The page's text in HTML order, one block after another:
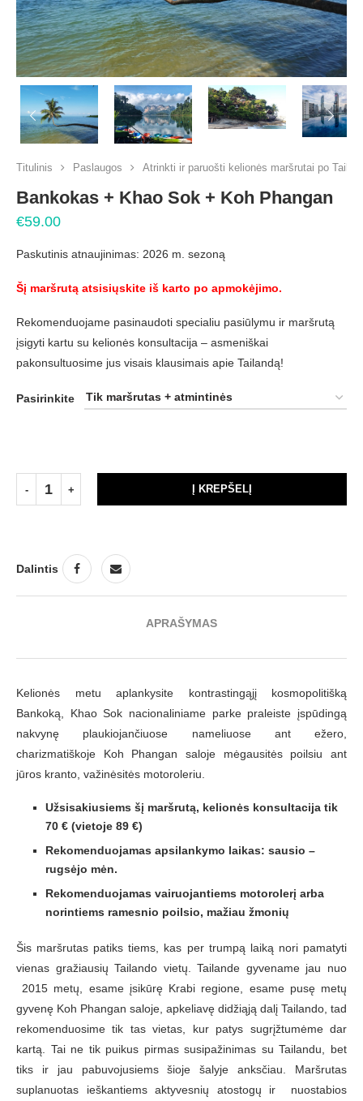
PREVIOUS NEXT
Titulinis Paslaugos Atrinkti ir paruošti kelionės maršrutai po
Bankokas + Khao Sok + Koh Phangan
€59.00
Paskutinis atnaujinimas: 2026 m. sezoną
Šį maršrutą atsisiųskite iš karto po apmokėjimo.
Rekomenduojame pasinaudoti specialiu pasiūlymu ir maršrutą
įsigyti kartu su kelionės konsultacija – asmeniškai
pakonsultuosime jus visais klausimais apie Tailandą!
Pasirinkite
Į KREPŠELĮ
Dalintis
APRAŠYMAS
Kelionės metu aplankysite kontrastingąjį kosmopolitišką
Bankoką, Khao Sok nacionaliniame parke praleiste įspūdingą
nakvynę plaukiojančiuose nameliuose ant ežero,
charizmatiškoje Koh Phangan saloje mėgausitės poilsiu ant
jūros kranto, važinėsitės motoroleriu.
Užsisakiusiems šį maršrutą, kelionės konsultacija tik
70 € (vietoje 89 €)
Rekomenduojamas apsilankymo laikas: sausio –
rugsėjo mėn.
Rekomenduojamas vairuojantiems motorolerį arba
norintiems ramesnio poilsio, mažiau žmonių
Šis maršrutas patiks tiems, kas per trumpą laiką nori pamatyti
vienas gražiausių Tailando vietų. Tailande gyvename jau nuo
2015 metų, esame įsikūrę Krabi regione, esame pusę metų
gyvenę Koh Phangan saloje, apkeliavę didžiąją dalį Tailando, tad
rekomenduosime tik tas vietas, kur patys sugrįžtumėme dar
kartą. Tai ne tik puikus pirmas susipažinimas su Tailandu, bet
tiks ir jau pabuvojusiems šioje šalyje anksčiau. Maršrutas
suplanuotas ieškantiems aktyvesnių atostogų ir nuostabios